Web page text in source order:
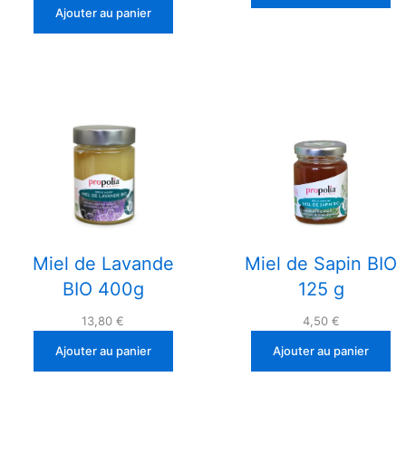
Ajouter au panier
Miel de Lavande
BIO 400g
13,80€
Ajouter au panier
Miel de Sapin BIO
125 g
4,50 €
Ajouter au panier